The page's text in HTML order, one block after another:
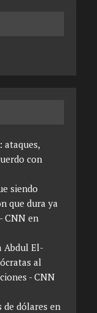
ataques,
con
siendo
que dura ya
CNN en
Abdul El-
al
- CNN
de dólares en